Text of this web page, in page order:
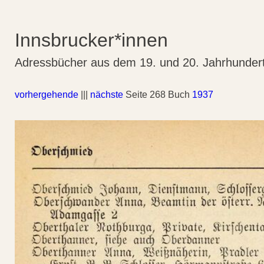
Innsbrucker*innen
Adressbücher aus dem 19. und 20.
vorhergehende nächste Seite 268 Buch 1937